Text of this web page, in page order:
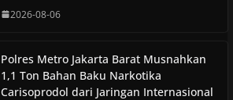
2026-08-06
Polres Metro Jakarta Barat Musnahkan
1,1 Ton Bahan Baku Narkotika
Carisoprodol dari Jaringan Internasional